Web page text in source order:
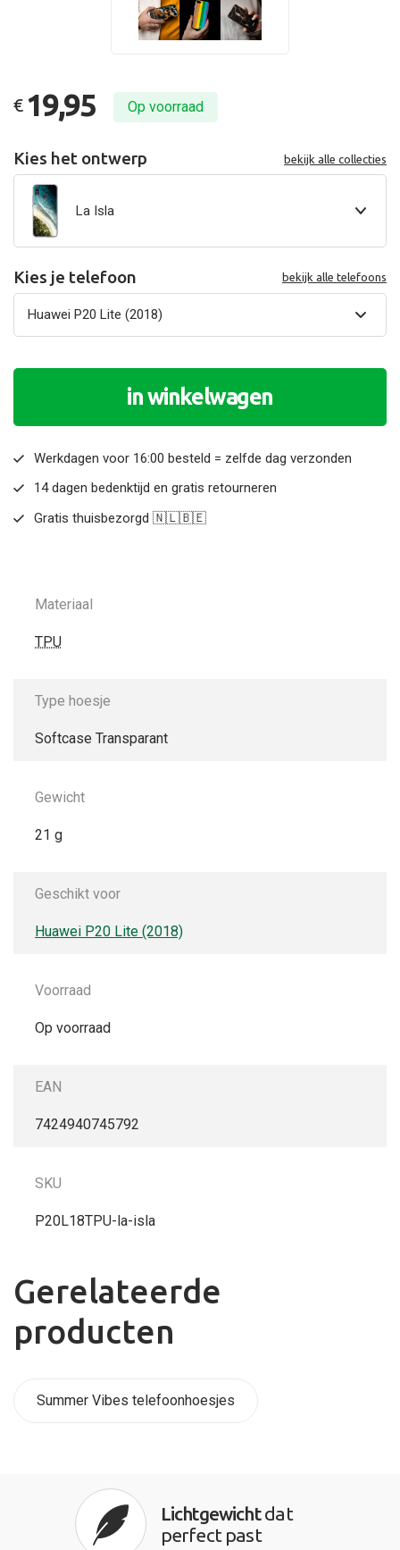
€ 19,95 Op voorraad
Kies het ontwerp bekijk alle collecties
La Isla
Kies je telefoon bekijk alle telefoons
in winkelwagen
Werkdagen voor 16:00 besteld = zelfde dag verzonden
14 dagen bedenktijd en gratis retourneren
Gratis thuisbezorgd 🇳🇱🇧🇪
Materiaal
TPU
Type hoesje
Softcase Transparant
Gewicht
21 g
Geschikt voor
Huawei P20 Lite (2018)
Voorraad
Op voorraad
EAN
7424940745792
SKU
P20L18TPU-la-isla
Gerelateerde
producten
Summer Vibes telefoonhoesjes
Lichtgewichtdat
perfect past